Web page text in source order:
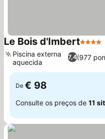
Le Bois d'Imbert4
7,4(977
Piscina externa
aquecida
De € 98
Consulte os preços de 11